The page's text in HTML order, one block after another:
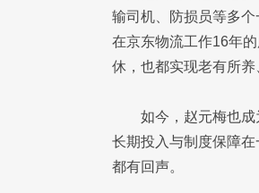
输司机、防损员等多
在京东物流工作16年
休，也都实现老有所
如今，赵元梅也
长期投入与制度保障
都有回声。